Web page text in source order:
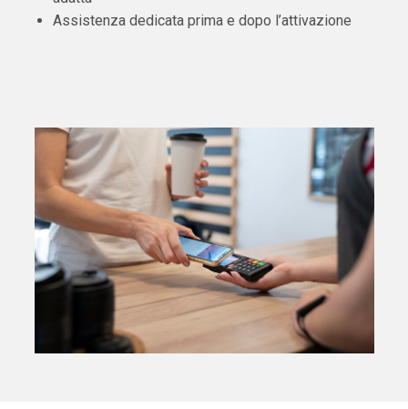
Assistenza dedicata prima e dopo l’attivazione